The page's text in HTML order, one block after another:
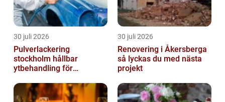
30 juli 2026
Pulverlackering
stockholm hållbar
ytbehandling för
30 juli 2026
Renovering i Åkersberga
så lyckas du med nästa
projekt